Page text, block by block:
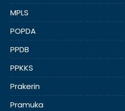
MPLS
POPDA
PPDB
PPKKS
Prakerin
Pramuka